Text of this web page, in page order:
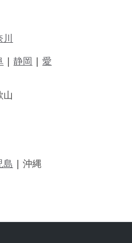
川
|静岡 |愛
山
島 |沖縄